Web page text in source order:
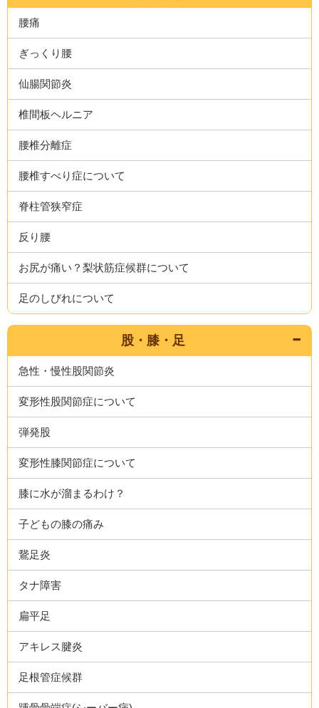
腰痛
ぎっくり腰
仙腸関節炎
椎間板ヘルニア
腰椎分離症
腰椎すべり症について
脊柱管狭窄症
反り腰
お尻が痛い？梨状筋症候群について
足のしびれについて
股・膝・足
急性・慢性股関節炎
変形性股関節症について
弾発股
変形性膝関節症について
膝に水が溜まるわけ？
子どもの膝の痛み
鵞足炎
タナ障害
扁平足
アキレス腱炎
足根管症候群